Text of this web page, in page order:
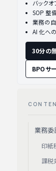
バック
SOP 整
業務の
AI 化へ
30分の
BPOサ
業務
印紙
課税